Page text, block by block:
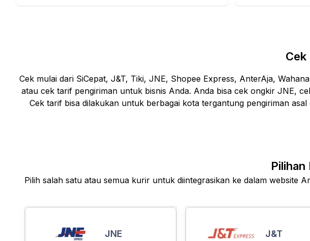
Cek
Cek mulai dari SiCepat, J&T, Tiki, JNE, Shopee Express, AnterAja,
atau cek tarif pengiriman untuk bisnis Anda. Anda bisa cek ongkir JNE,
Cek tarif bisa dilakukan untuk berbagai kota tergantung pengiriman
Pilihan
Pilih salah satu atau semua kurir untuk diintegrasikan ke dalam website
JNE J&T